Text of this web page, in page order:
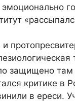
защищено там
критике в
в ереси.